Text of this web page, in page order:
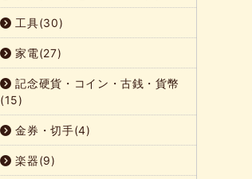
工具(30)
家電(27)
記念硬貨・コイン・古銭・貨幣
(15)
金券・切手(4)
楽器(9)